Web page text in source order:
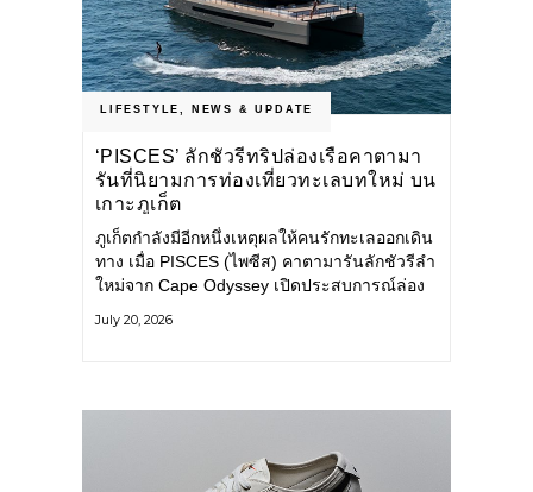
LIFESTYLE, NEWS & UPDATE
‘PISCES’ ลักชัวรีทริปล่องเรือคาตามา
รันที่นิยามการท่องเที่ยวทะเลบทใหม่ บน
เกาะภูเก็ต
ภูเก็ตกำลังมีอีกหนึ่งเหตุผลให้คนรักทะเลออกเดิน
ทาง เมื่อ PISCES (ไพซีส) คาตามารันลักชัวรีลำ
ใหม่จาก Cape Odyssey เปิดประสบการณ์ล่อง
ไป ผสานความสะดวกสบายแบบโรงแรมระดับ
July 20, 2026